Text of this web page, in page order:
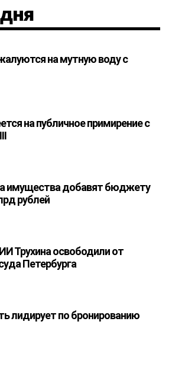
на мутную воду с
на публичное примирение с
имущества добавят бюджету
рублей
Трухина освободили от
Петербурга
лидирует по бронированию